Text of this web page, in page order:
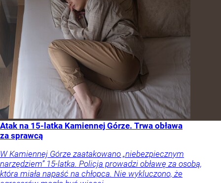
Atak na 15-latka Kamiennej Górze. Trwa obława
za sprawcą
W Kamiennej Górze zaatakowano „niebezpiecznym
narzędziem” 15-latka. Policja prowadzi obławę za osobą,
która miała napaść na chłopca. Nie wykluczono, że